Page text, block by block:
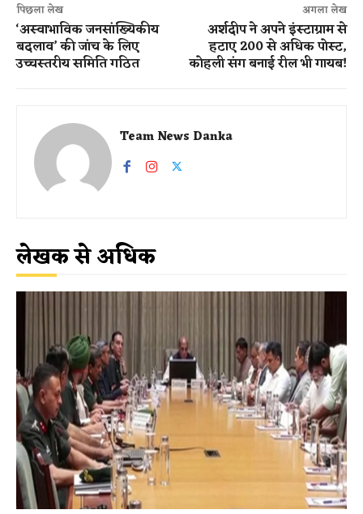
पिछला लेख
‘अस्वाभाविक जनसांख्यिकीय
बदलाव’ की जांच के लिए
उच्चस्तरीय समिति गठित
अगला लेख
अर्शदीप ने अपने इंस्टाग्राम से
हटाए 200 से अधिक पोस्ट,
कोहली संग बनाई रील भी गायब!
Team News Danka
लेखक से अधिक